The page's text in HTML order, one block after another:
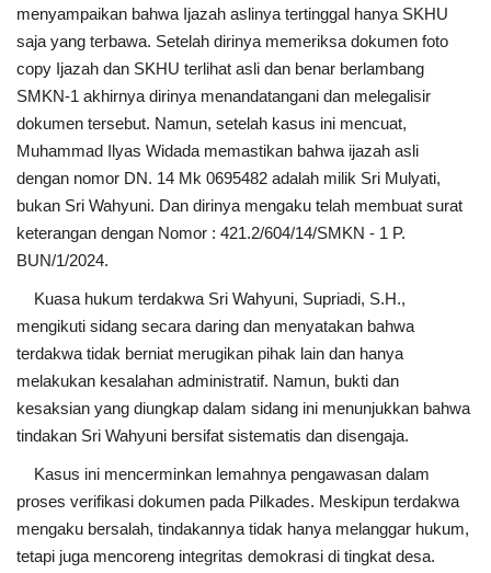
menyampaikan bahwa Ijazah aslinya tertinggal hanya SKHU
saja yang terbawa. Setelah dirinya memeriksa dokumen foto
copy Ijazah dan SKHU terlihat asli dan benar berlambang
SMKN-1 akhirnya dirinya menandatangani dan melegalisir
dokumen tersebut. Namun, setelah kasus ini mencuat,
Muhammad Ilyas Widada memastikan bahwa ijazah asli
dengan nomor DN. 14 Mk 0695482 adalah milik Sri Mulyati,
bukan Sri Wahyuni. Dan dirinya mengaku telah membuat surat
keterangan dengan Nomor : 421.2/604/14/SMKN - 1 P.
BUN/1/2024.
Kuasa hukum terdakwa Sri Wahyuni, Supriadi, S.H.,
mengikuti sidang secara daring dan menyatakan bahwa
terdakwa tidak berniat merugikan pihak lain dan hanya
melakukan kesalahan administratif. Namun, bukti dan
kesaksian yang diungkap dalam sidang ini menunjukkan bahwa
tindakan Sri Wahyuni bersifat sistematis dan disengaja.
Kasus ini mencerminkan lemahnya pengawasan dalam
proses verifikasi dokumen pada Pilkades. Meskipun terdakwa
mengaku bersalah, tindakannya tidak hanya melanggar hukum,
tetapi juga mencoreng integritas demokrasi di tingkat desa.